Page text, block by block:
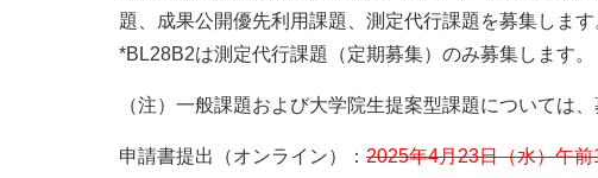
題、成果公開優先利用課題、測定代行課題を募集しま
*BL28B2は測定代行課題（定期募集）のみ募集します。
（注）一般課題および大学院生提案型課題については
申請書提出（オンライン）： 2025年4月23日（水）午